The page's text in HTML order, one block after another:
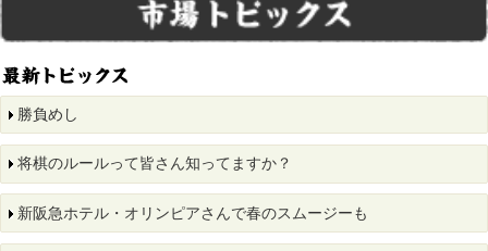
勝負めし
将棋のルールって皆さん知ってますか？
新阪急ホテル・オリンピアさんで春のスムージーも